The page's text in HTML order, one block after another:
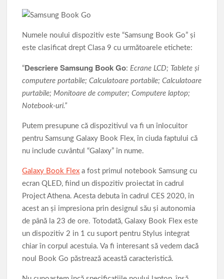
Numele noului dispozitiv este “Samsung Book Go” și
este clasificat drept Clasa 9 cu următoarele etichete:
“Descriere Samsung Book Go: Ecrane LCD; Tablete și
computere portabile; Calculatoare portabile; Calculatoare
purtabile; Monitoare de computer; Computere laptop;
Notebook-uri.”
Putem presupune că dispozitivul va fi un înlocuitor
pentru Samsung Galaxy Book Flex, în ciuda faptului că
nu include cuvântul “Galaxy” în nume.
Galaxy Book Flex a fost primul notebook Samsung cu
ecran QLED, fiind un dispozitiv proiectat în cadrul
Project Athena. Acesta debuta în cadrul CES 2020, în
acest an și impresiona prin designul său și autonomia
de până la 23 de ore. Totodată, Galaxy Book Flex este
un dispozitiv 2 in 1 cu suport pentru Stylus integrat
chiar în corpul acestuia. Va fi interesant să vedem dacă
noul Book Go păstrează această caracteristică.